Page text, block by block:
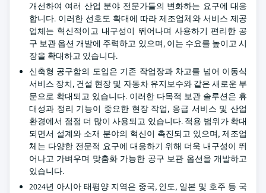
개선하여 여러 산업 분야 전문가들의 변화하는 요구에 대응
합니다. 이러한 선호도 확대에 따라 제조업체와 서비스 제공
업체는 혁신적이고 내구성이 뛰어나며 사용하기 편리한 공
구 보관 옵션 개발에 주력하고 있으며, 이는 수요를 높이고 시
장을 확대하고 있습니다.
신축형 공구함의 도입은 기존 작업장과 차고를 넘어 이동식
서비스 장치, 건설 현장 및 자동차 유지보수와 같은 새로운 부
문으로 확대되고 있습니다. 이러한 다목적 보관 솔루션은 휴
대성과 정리 기능이 중요한 현장 작업, 응급 서비스 및 산업
환경에서 점점 더 많이 사용되고 있습니다. 적용 범위가 확대
되면서 설계와 소재 분야의 혁신이 촉진되고 있으며, 제조업
체는 다양한 전문적 요구에 대응하기 위해 더욱 내구성이 뛰
어나고 가벼우며 맞춤화 가능한 공구 보관 옵션을 개발하고
있습니다.
2024년 아시아 태평양 지역은 중국, 인도, 일본 및 호주 등 국